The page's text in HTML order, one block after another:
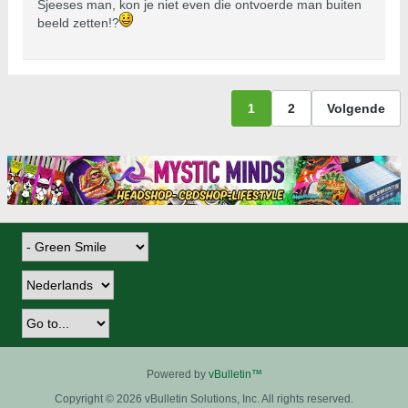
Sjeeses man, kon je niet even die ontvoerde man buiten
beeld zetten!?
1 2 Volgende
Powered by vBulletin™
Copyright © 2026 vBulletin Solutions, Inc. All rights reserved.